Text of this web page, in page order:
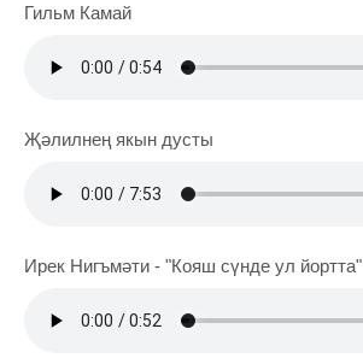
Гильм Камай
Җәлилнең якын дусты
Ирек Нигъмәти - "Кояш сүнде ул йортта"